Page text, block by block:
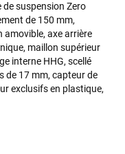
de suspension Zero
de 150 mm,
axe arrière
maillon supérieur
interne HHG, scellé
de 17 mm, capteur de
exclusifs en plastique,